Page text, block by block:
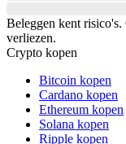
Beleggen kent
verliezen.
Crypto kopen
Bitcoin kopen
Cardano kopen
Ethereum kopen
Solana kopen
Ripple kopen